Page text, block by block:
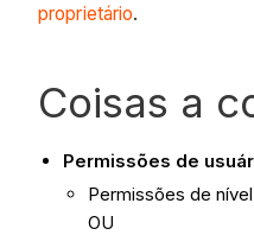
proprietário.
Coisas a
Permissões de
Permissões de
OU